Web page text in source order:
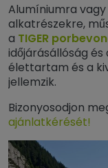
Alumíniumra
alkatrészekre,
a TIGER
időjárásállóság és
élettartam és a
jellemzik.
Bizonyosodjon
ajánlatkérését!